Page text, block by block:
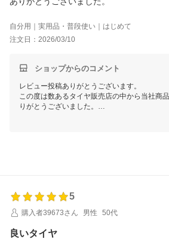
自分用｜実用品・普段使い｜はじめて
注文日：2026/03/10
ショップからのコメント
レビュー投稿ありがとうございます。
この度は数あるタイヤ販売店の中から当社商
りがとうございました。
今後ともお客様に満足頂けるような対応・サ
5
購入者39673さん
男性 50代
良いタイヤ